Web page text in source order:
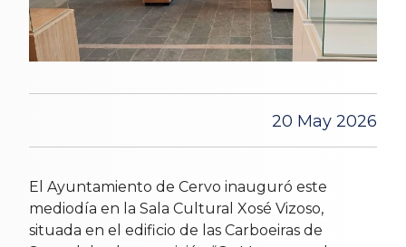
20 May 2026
El Ayuntamiento de Cervo inauguró este
mediodía en la Sala Cultural Xosé Vizoso,
situada en el edificio de las Carboeiras de